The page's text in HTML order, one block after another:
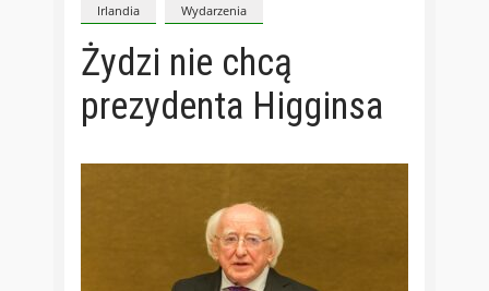
Irlandia Wydarzenia
Żydzi nie chcą
prezydenta Higginsa